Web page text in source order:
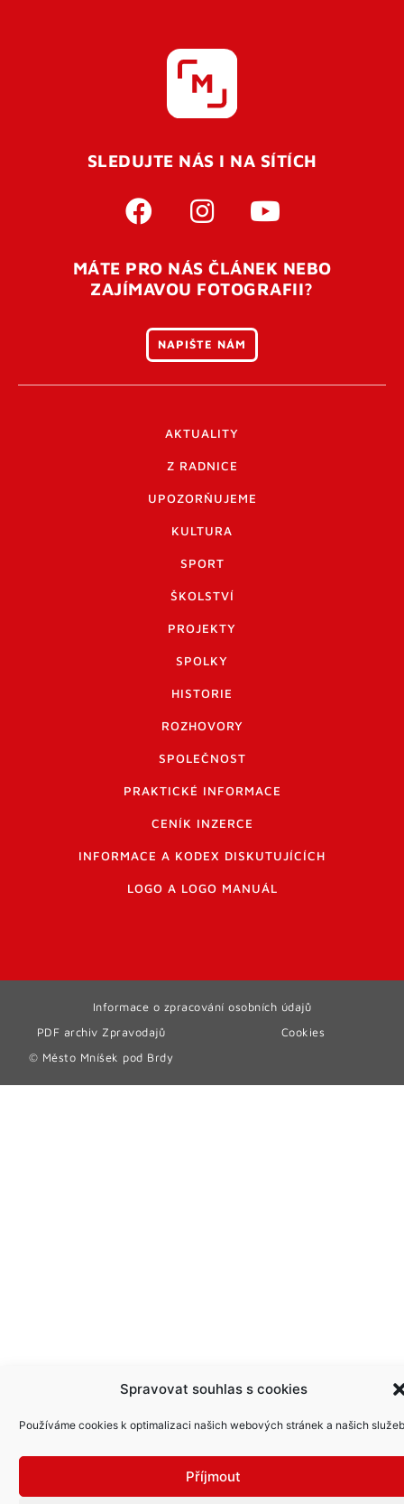
Spravovat souhlas s cookies
Používáme cookies k optimalizaci našich webových stránek a našich
Příjmout
SLEDUJTE NÁS I NA SÍTÍCH
MÁTE PRO NÁS ČLÁNEK NEBO
ZAJÍMAVOU FOTOGRAFII?
NAPIŠTE NÁM
AKTUALITY
Z RADNICE
UPOZORŇUJEME
KULTURA
SPORT
ŠKOLSTVÍ
PROJEKTY
SPOLKY
HISTORIE
ROZHOVORY
SPOLEČNOST
PRAKTICKÉ INFORMACE
CENÍK INZERCE
INFORMACE A KODEX DISKUTUJÍCÍCH
LOGO A LOGO MANUÁL
© Město Mníšek pod Brdy
PDF archiv Zpravodajů
Informace o zpracování osobních údajů
Cookies